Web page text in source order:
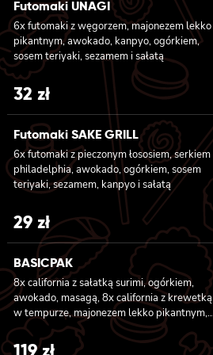
krewetką w tempurze, majonezem lekko
pikantnym, ogórkiem, sezamem i masago, 8x
california z łososiem, ogórkiem, serkiem
philadelphia, awokado i masago
Futomaki UNAGI
6x futomaki z węgorzem, majonezem lekko
pikantnym, awokado, kanpyo, ogórkiem,
sosem teriyaki, sezamem i sałatą
32 zł
Futomaki SAKE GRILL
6x futomaki z pieczonym łososiem, serkiem
philadelphia, awokado, ogórkiem, sosem
teriyaki, sezamem, kanpyo i sałatą
29 zł
BASICPAK
8x california z sałatką surimi, ogórkiem,
awokado, masagą, 8x california z krewetką
w tempurze, majonezem lekko pikantnym,
ogórkiem, sezamem i masago, 6x futomaki z
tuńczykiem, majonezem lekko pikantnym,
119zł